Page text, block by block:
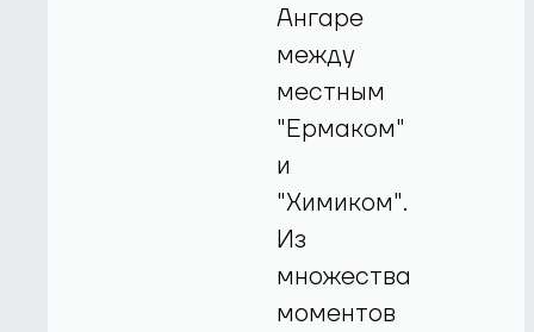
Ангаре
между
местным
"Ермаком"
и
"Химиком".
Из
множества
моментов